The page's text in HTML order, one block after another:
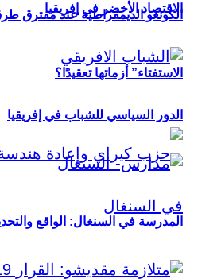
الكونغو الديمقراطية عند مفترق
الاستفتاء” أزماتها تعقيدًا؟
الاقتصاد الأخضر في إفريقيا
الدور السياسي للشباب في إفريقيا
المدرسة في السنغال: الواقع